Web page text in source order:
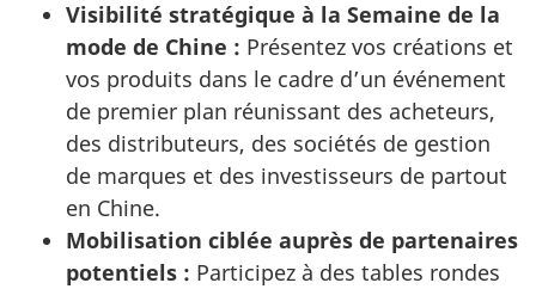
Visibilité stratégique à la Semaine de la
mode de Chine : Présentez vos créations et
vos produits dans le cadre d’un événement
de premier plan réunissant des acheteurs,
des distributeurs, des sociétés de gestion
de marques et des investisseurs de partout
en Chine.
Mobilisation ciblée auprès de partenaires
potentiels : Participez à des tables rondes